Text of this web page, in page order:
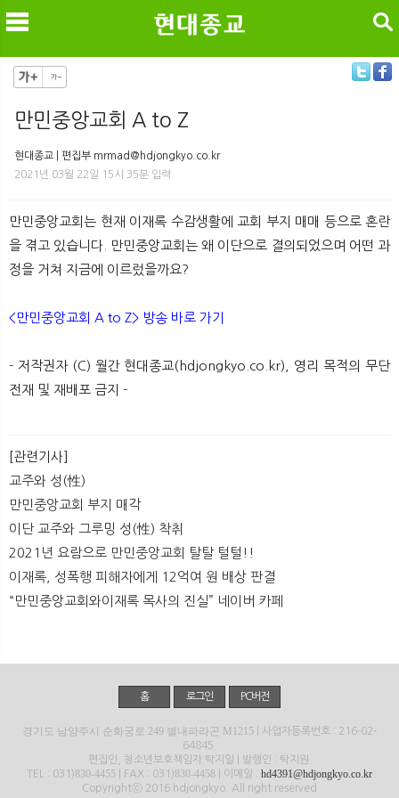
검색
만민중앙교회 A to Z
현대종교 | 편집부 mrmad@hdjongkyo.co.kr
2021년 03월 22일 15시 35분 입력
만민중앙교회는 현재 이재록 수감생활에 교회 부지 매매 등으로 혼란
을 겪고 있습니다. 만민중앙교회는 왜 이단으로 결의되었으며 어떤 과
정을 거쳐 지금에 이르렀을까요?
<만민중앙교회 A to Z> 방송 바로 가기
- 저작권자 (C) 월간 현대종교(hdjongkyo.co.kr), 영리 목적의 무단
전재 및 재배포 금지 -
[관련기사]
교주와 성(性)
만민중앙교회 부지 매각
이단 교주와 그루밍 성(性) 착취
2021년 요람으로 만민중앙교회 탈탈 털털!!
이재록, 성폭행 피해자에게 12억여 원 배상 판결
“만민중앙교회와이재록 목사의 진실” 네이버 카페
홈 로그인 PC버전
경기도 남양주시 순화궁로 249 별내파라곤 M1215 | 사업자등록번호 : 216-02-
64845
편집인, 청소년보호책임자:탁지일 | 발행인 : 탁지원
TEL : 031)830-4455 | FAX : 031)830-4458 | 이메일 : hd4391@hdjongkyo.co.kr
Copyrightⓒ 2016 hdjongkyo. All right reserved